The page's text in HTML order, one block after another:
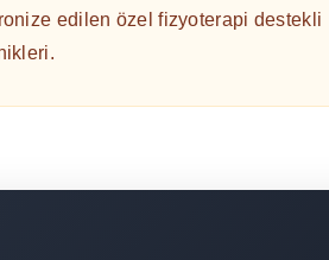
edilen özel fizyoterapi destekli